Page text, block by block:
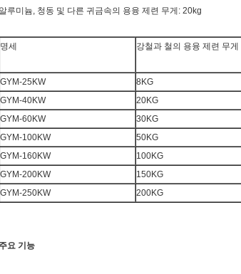
알루미늄, 청동 및 다른 귀금속의 용융 제련 무게: 20kg
명세 강철과 철의 용융 제련 무게
GYM-25KW
8KG
GYM-40KW
20KG
GYM-60KW
30KG
GYM-100KW
50KG
GYM-160KW
100KG
GYM-200KW
150KG
GYM-250KW
200KG
주요 기능